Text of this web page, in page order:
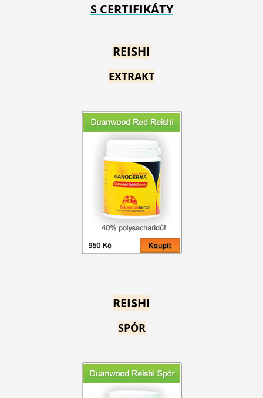
S CERTIFIKÁTY
REISHI
EXTRAKT
REISHI
SPÓR